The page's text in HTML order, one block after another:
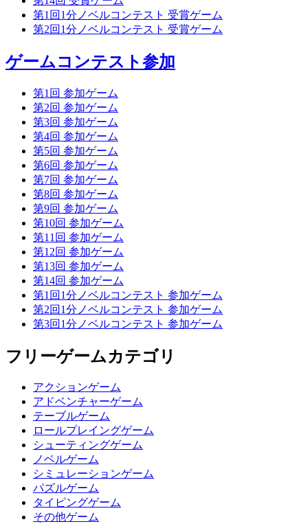
第1回1分ノベルコンテスト 受賞ゲーム
第2回1分ノベルコンテスト 受賞ゲーム
ゲームコンテスト参加
第1回 参加ゲーム
第2回 参加ゲーム
第3回 参加ゲーム
第4回 参加ゲーム
第5回 参加ゲーム
第6回 参加ゲーム
第7回 参加ゲーム
第8回 参加ゲーム
第9回 参加ゲーム
第10回 参加ゲーム
第11回 参加ゲーム
第12回 参加ゲーム
第13回 参加ゲーム
第14回 参加ゲーム
第1回1分ノベルコンテスト 参加ゲーム
第2回1分ノベルコンテスト 参加ゲーム
第3回1分ノベルコンテスト 参加ゲーム
フリーゲームカテゴリ
アクションゲーム
アドベンチャーゲーム
テーブルゲーム
ロールプレイングゲーム
シューティングゲーム
ノベルゲーム
シミュレーションゲーム
パズルゲーム
タイピングゲーム
その他ゲーム